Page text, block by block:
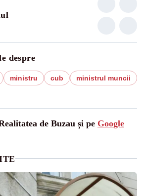
despre
ministru cub
ministrul muncii
de Buzau și pe Google